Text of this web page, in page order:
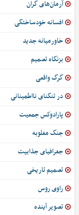
آرمان‌های گران
افسانه خودساختگی
خاورمیانه جدید
بزنگاه تصمیم
گرگ واقعی
در تنگنای نااطمینانی
پارادوکس جمعیت
جنگ مغلوبه
جغرافیای جذابیت
تصمیم تاریخی
راوی روس
تصویر آینده